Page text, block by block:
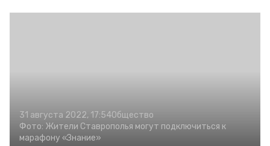
31 августа 2022, 17:54Общество
Фото: Жители Ставрополья могут подключиться к
марафону «Знание»